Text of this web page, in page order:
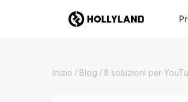
Inizio Blog 8 soluzioni per